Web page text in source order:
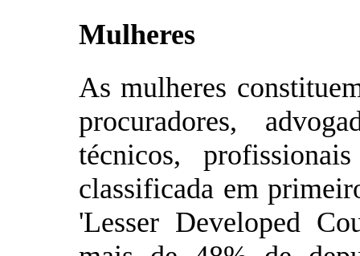
Mulheres
As mulheres
procuradores,
técnicos,
classificada em
'Lesser Developed